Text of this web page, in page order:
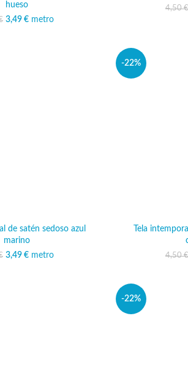
hueso
El precio original era:
3,49 € El precio actual es:
metro
4,50€
de satén sedoso azul
marino
El precio original era:
3,49 € El precio actual es:
metro
-22%
Tela
4,50€
-22%